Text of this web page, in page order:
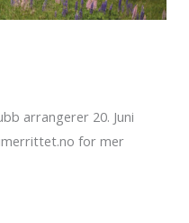
arrangerer 20. Juni
for mer